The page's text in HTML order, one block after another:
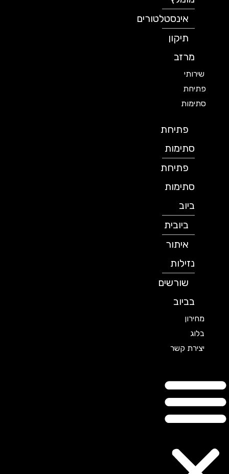
אינסטלטורים
תיקון
מרזב
שירותי
פתיחת
סתימות
פתיחת
סתימות
פתיחת
סתימות
ביובית
איתור
נזילות
שורשים
בביוב
מחירון
יצירת קשר